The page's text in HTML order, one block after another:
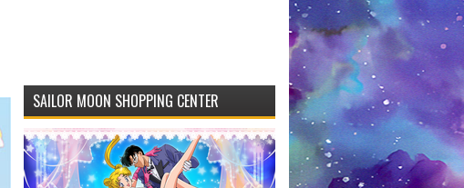
SAILOR MOON SHOPPING CENTER